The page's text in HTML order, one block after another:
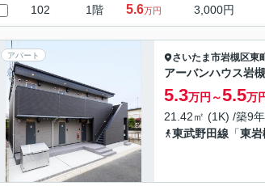
102 1階 5.6万円 3,000円
アパート さいたま市岩槻区東
アーバンハウス岩槻
5.3万円～5.5万
21.42㎡ (1K) /築9
東武野田線 「東岩